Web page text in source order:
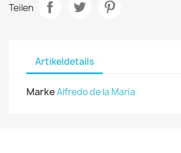
Teilen
Artikeldetails
MarkeAlfredo de la Maria